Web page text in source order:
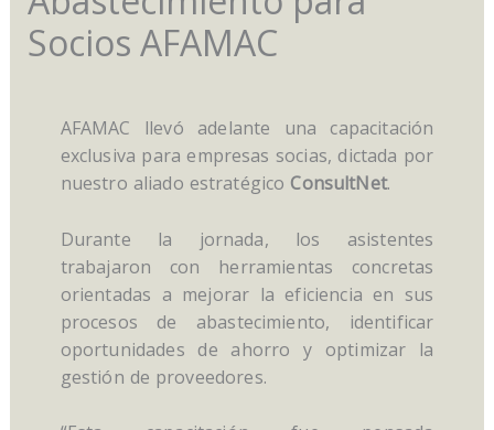
Socios AFAMAC
AFAMAC llevó adelante una capacitación
exclusiva para empresas socias, dictada por
nuestro aliado estratégico ConsultNet.
Durante la jornada, los asistentes
trabajaron con herramientas concretas
orientadas a mejorar la eficiencia en sus
procesos de abastecimiento, identificar
oportunidades de ahorro y optimizar la
gestión de proveedores.